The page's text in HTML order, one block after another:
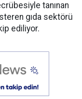
tanınan
gıda sektörü
ediliyor.